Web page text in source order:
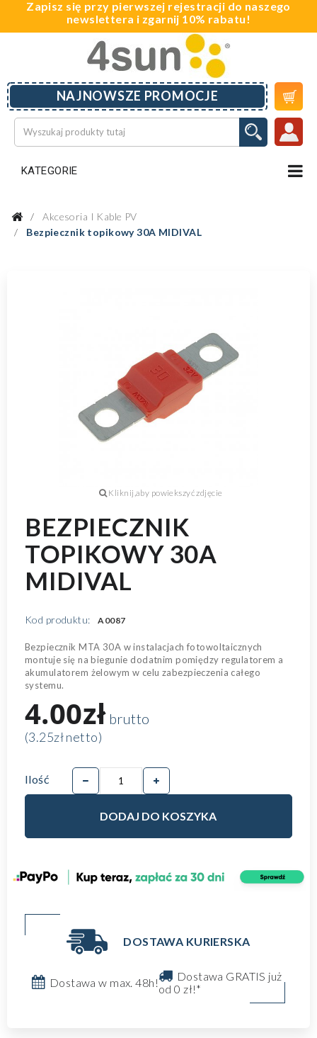
Zapisz się przy pierwszej rejestracji do naszego
newslettera i zgarnij 10% rabatu!
KATEGORIE
NAJNOWSZE PROMOCJE 
Akcesoria I Kable PV
Bezpiecznik topikowy 30A MIDIVAL
BEZPIECZNIK
TOPIKOWY 30A
MIDIVAL
Kod produktu: A0087
Bezpiecznik MTA 30A w instalacjach fotowoltaicznych
montuje się na biegunie dodatnim pomiędzy regulatorem a
akumulatorem żelowym w celu zabezpieczenia całego
systemu.
4.00złbrutto
(3.25zł netto)
Ilość
DODAJ DO KOSZYKA
DOSTAWA KURIERSKA
Dostawa w max. 48h!
Dostawa GRATIS już
od 0 zł!*